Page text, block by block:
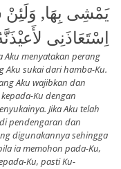
يَمْشِى بِهَا, وَلَئِنْ
اِسْتَعَاذَنِى
Aku menyatakan perang
Aku sukai dari hamba-Ku.
Aku wajibkan dan
Ku dengan
Jika Aku telah
pendengaran dan
digunakannya sehingga
ia memohon pada-Ku,
Ku, pasti Ku-